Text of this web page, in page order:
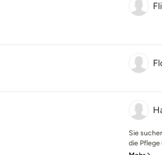
Sie
die Pflege